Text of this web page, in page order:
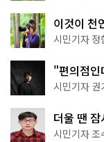
이것이 천
나볼까
시민기자 정
"편의점인
한 편의점
시민기자 권
더울 땐
·무더위쉼
시민기자 조